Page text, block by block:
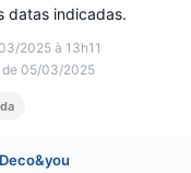
2025 à 13h11
de 05/03/2025
datas indicadas.